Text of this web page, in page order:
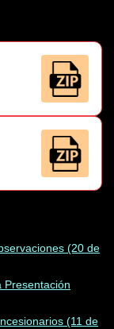
(20 de
Presentación
(11 de